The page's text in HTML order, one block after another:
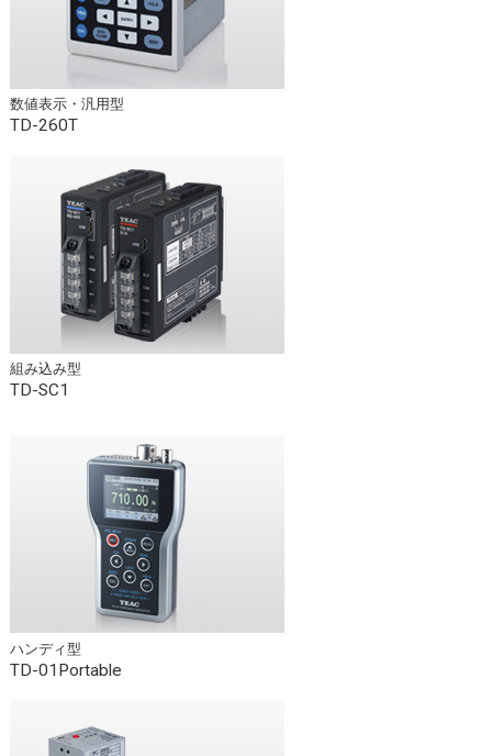
数値表示・汎用型
TD-260T
組み込み型
TD-SC1
ハンディ型
TD-01Portable